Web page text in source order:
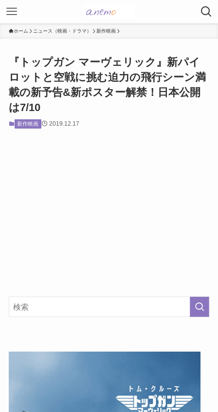
ホーム ニュース（映画・ドラマ） 新作映画
『トップガン マーヴェリック』新パイ
ロットと空戦に挑む迫力の飛行シーン満
載の新予告&新ポスター解禁！日本公開
は7/10
新作映画 2019.12.17